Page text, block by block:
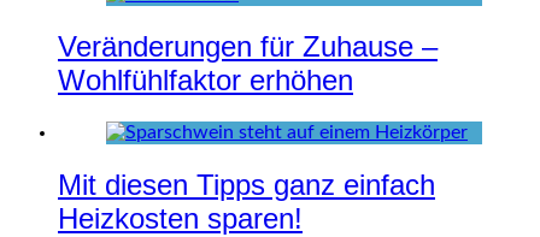
Veränderungen für Zuhause –
Wohlfühlfaktor erhöhen
Mit diesen Tipps ganz einfach
Heizkosten sparen!